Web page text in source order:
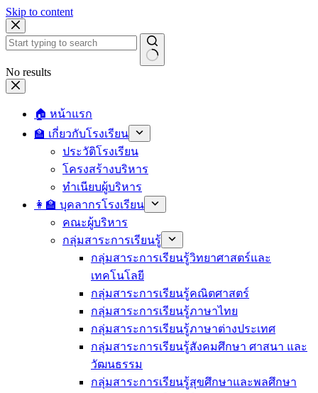
Skip to content
No results
🏠 หน้าแรก
🏫 เกี่ยวกับโรงเรียน
ประวัติโรงเรียน
โครงสร้างบริหาร
ทำเนียบผู้บริหาร
👩‍🏫 บุคลากรโรงเรียน
คณะผู้บริหาร
กลุ่มสาระการเรียนรู้
กลุ่มสาระการเรียนรู้วิทยาศาสตร์และ
เทคโนโลยี
กลุ่มสาระการเรียนรู้คณิตศาสตร์
กลุ่มสาระการเรียนรู้ภาษาไทย
กลุ่มสาระการเรียนรู้ภาษาต่างประเทศ
กลุ่มสาระการเรียนรู้สังคมศึกษา ศาสนา และ
วัฒนธรรม
กลุ่มสาระการเรียนรู้สุขศึกษาและพลศึกษา